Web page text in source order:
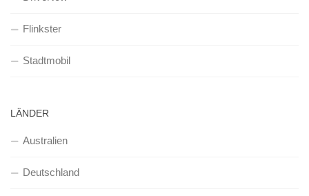
Flinkster
Stadtmobil
LÄNDER
Australien
Deutschland